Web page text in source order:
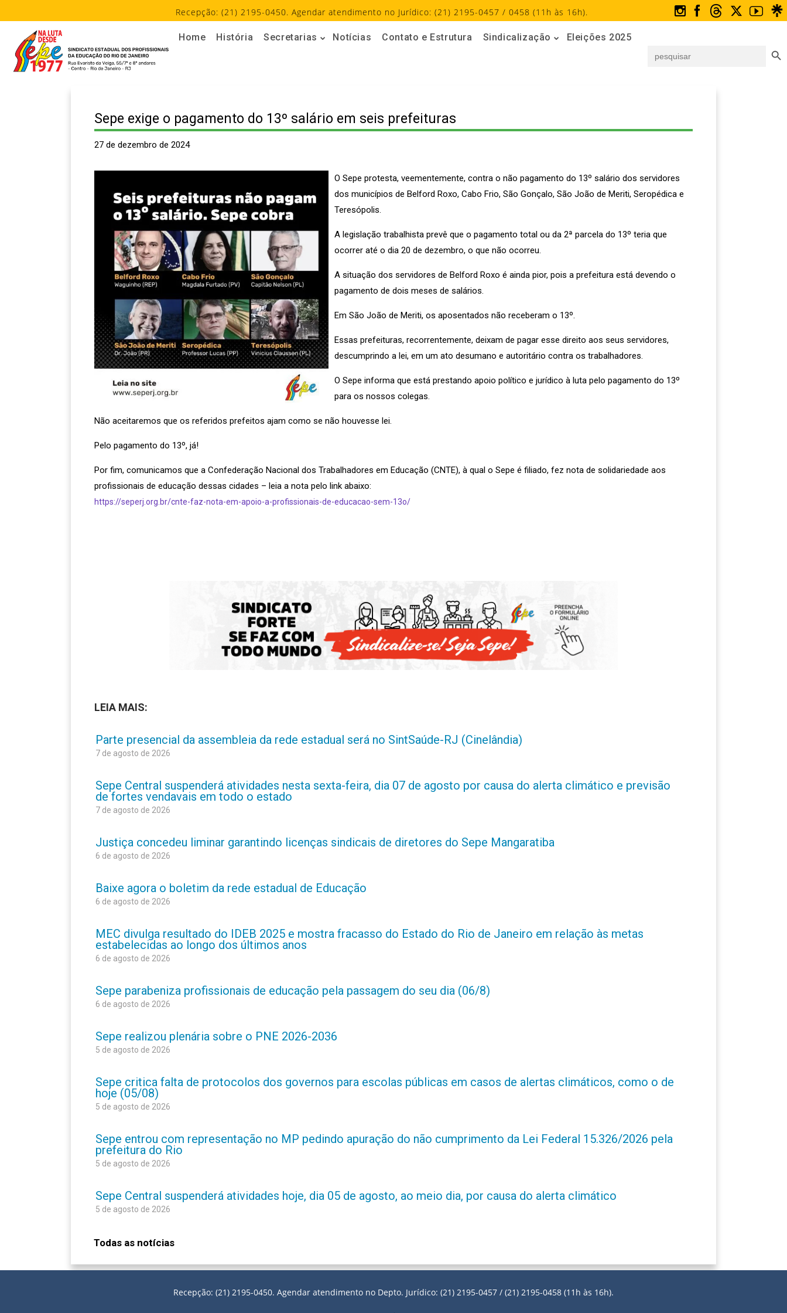
Recepção: (21) 2195-0450. Agendar atendimento no Jurídico: (21) 2195-0457 / 0458 (11h às 16h).
Home História Secretarias Notícias Contato e Estrutura Sindicalização
Eleições 2025
for:
Sepe exige o pagamento do 13º salário em seis prefeituras
27 de dezembro de 2024
O Sepe protesta, veementemente, contra o não pagamento do 13º salário dos servidores
dos municípios de Belford Roxo, Cabo Frio, São Gonçalo, São João de Meriti, Seropédica e
Teresópolis.
A legislação trabalhista prevê que o pagamento total ou da 2ª parcela do 13º teria que
ocorrer até o dia 20 de dezembro, o que não ocorreu.
A situação dos servidores de Belford Roxo é ainda pior, pois a prefeitura está devendo o
pagamento de dois meses de salários.
Em São João de Meriti, os aposentados não receberam o 13º.
Essas prefeituras, recorrentemente, deixam de pagar esse direito aos seus servidores,
descumprindo a lei, em um ato desumano e autoritário contra os trabalhadores.
O Sepe informa que está prestando apoio político e jurídico à luta pelo pagamento do 13º
para os nossos colegas.
Não aceitaremos que os referidos prefeitos ajam como se não houvesse lei.
Pelo pagamento do 13º, já!
Por fim, comunicamos que a Confederação Nacional dos Trabalhadores em Educação (CNTE), à qual o Sepe é filiado, fez nota de solidariedade aos
profissionais de educação dessas cidades – leia a nota pelo link abaixo:
https://seperj.org.br/cnte-faz-nota-em-apoio-a-profissionais-de-educacao-sem-13o/
LEIA MAIS:
Parte presencial da assembleia da rede estadual será no SintSaúde-RJ (Cinelândia)
7 de agosto de 2026
Sepe Central suspenderá atividades nesta sexta-feira, dia 07 de agosto por causa do alerta climático e previsão
de fortes vendavais em todo o estado
7 de agosto de 2026
Justiça concedeu liminar garantindo licenças sindicais de diretores do Sepe Mangaratiba
6 de agosto de 2026
Baixe agora o boletim da rede estadual de Educação
6 de agosto de 2026
MEC divulga resultado do IDEB 2025 e mostra fracasso do Estado do Rio de Janeiro em relação às metas
estabelecidas ao longo dos últimos anos
6 de agosto de 2026
Sepe parabeniza profissionais de educação pela passagem do seu dia (06/8)
6 de agosto de 2026
Sepe realizou plenária sobre o PNE 2026-2036
5 de agosto de 2026
Sepe critica falta de protocolos dos governos para escolas públicas em casos de alertas climáticos, como o de
hoje (05/08)
5 de agosto de 2026
Sepe entrou com representação no MP pedindo apuração do não cumprimento da Lei Federal 15.326/2026 pela
prefeitura do Rio
5 de agosto de 2026
Sepe Central suspenderá atividades hoje, dia 05 de agosto, ao meio dia, por causa do alerta climático
5 de agosto de 2026
Todas as notícias
Recepção: (21) 2195-0450. Agendar atendimento no Depto. Jurídico: (21) 2195-0457 / (21) 2195-0458 (11h às 16h).